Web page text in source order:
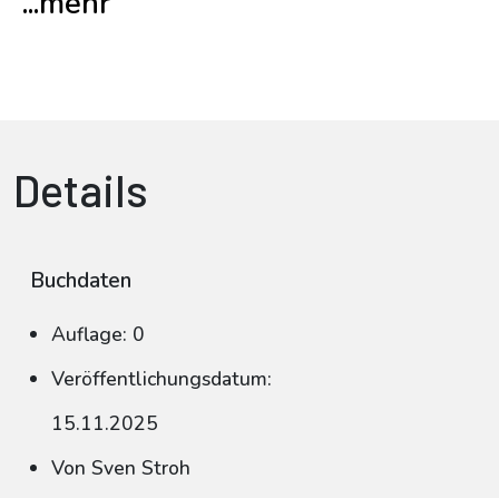
Details
Buchdaten
Auflage: 0
Veröffentlichungsdatum:
15.11.2025
Von Sven Stroh